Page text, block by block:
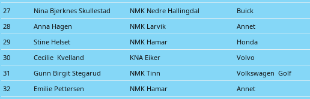
27
Nina Bjerknes Skullestad NMK Nedre Hallingdal
Buick
28
Anna Hagen NMK Larvik
Annet
29
Stine Helset NMK Hamar
Honda
30
Cecilie Kvelland KNA Eiker
Volvo
31
Gunn Birgit Stegarud NMK Tinn
Volkswagen Golf
32
Emilie Pettersen NMK Hamar
Annet